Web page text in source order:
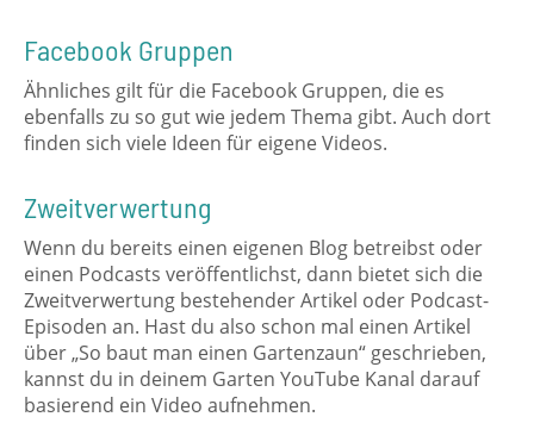
Facebook Gruppen
Ähnliches gilt für die Facebook Gruppen, die es
ebenfalls zu so gut wie jedem Thema gibt. Auch dort
finden sich viele Ideen für eigene Videos.
Zweitverwertung
Wenn du bereits einen eigenen Blog betreibst oder
einen Podcasts veröffentlichst, dann bietet sich die
Zweitverwertung bestehender Artikel oder Podcast-
Episoden an. Hast du also schon mal einen Artikel
über „So baut man einen Gartenzaun“ geschrieben,
kannst du in deinem Garten YouTube Kanal darauf
basierend ein Video aufnehmen.